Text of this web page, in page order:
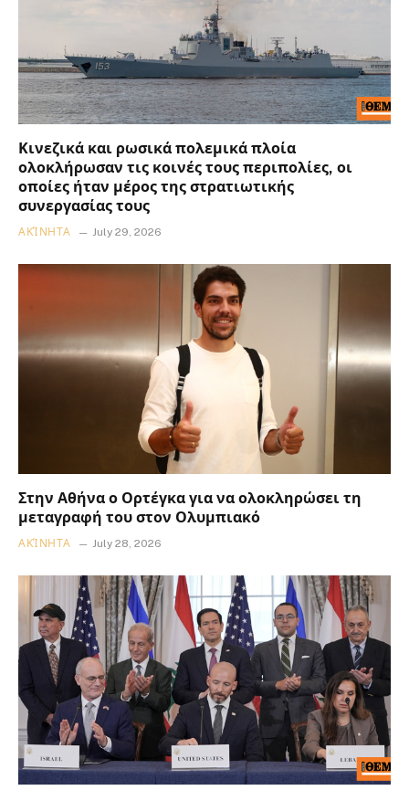
Κινεζικά και ρωσικά πολεμικά πλοία
ολοκλήρωσαν τις κοινές τους περιπολίες, οι
οποίες ήταν μέρος της στρατιωτικής
συνεργασίας τους
ΑΚΊΝΗΤΑ July 29, 2026
Στην Αθήνα ο Ορτέγκα για να ολοκληρώσει τη
μεταγραφή του στον Ολυμπιακό
ΑΚΊΝΗΤΑ July 28, 2026